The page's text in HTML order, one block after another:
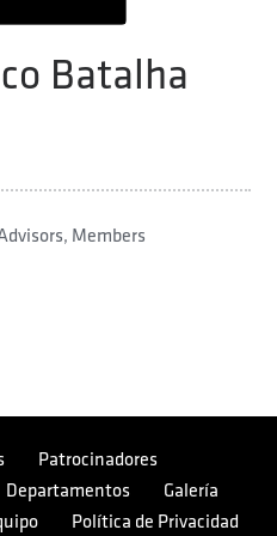
Batalha
, Members
Patrocinadores
Departamentos
Galería
Política de Privacidad